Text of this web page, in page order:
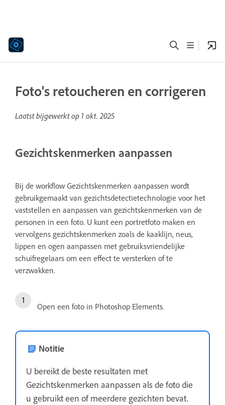
Foto's retoucheren en corrigeren
Laatst bijgewerkt op 1 okt. 2025
Gezichtskenmerken aanpassen
Bij de workflow Gezichtskenmerken aanpassen wordt
gebruikgemaakt van gezichtsdetectietechnologie voor het
vaststellen en aanpassen van gezichtskenmerken van de
personen in een foto. U kunt een portretfoto maken en
vervolgens gezichtskenmerken zoals de kaaklijn, neus,
lippen en ogen aanpassen met gebruiksvriendelijke
schuifregelaars om een effect te versterken of te
verzwakken.
Open een foto in Photoshop Elements.
Notitie
U bereikt de beste resultaten met
Gezichtskenmerken aanpassen als de foto die
u gebruikt een of meerdere gezichten bevat.